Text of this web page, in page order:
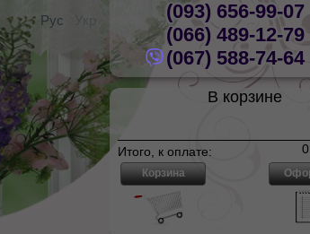
Рус
(093) 656-99-07
(066) 489-12-79
(067) 588-74-64
В корзине
Итого, к оплате:
Корзина